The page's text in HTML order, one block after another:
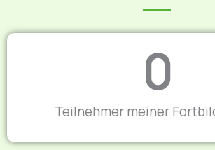
Teilnehmer meiner
0